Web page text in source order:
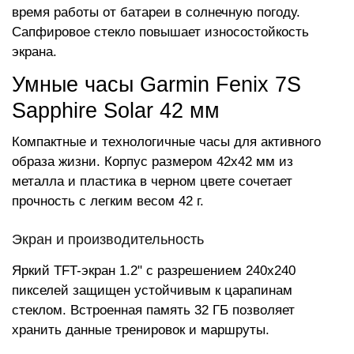
время работы от батареи в солнечную погоду.
Сапфировое стекло повышает износостойкость
экрана.
Умные часы Garmin Fenix 7S
Sapphire Solar 42 мм
Компактные и технологичные часы для активного
образа жизни. Корпус размером 42x42 мм из
металла и пластика в черном цвете сочетает
прочность с легким весом 42 г.
Экран и производительность
Яркий TFT-экран 1.2" с разрешением 240x240
пикселей защищен устойчивым к царапинам
стеклом. Встроенная память 32 ГБ позволяет
хранить данные тренировок и маршруты.